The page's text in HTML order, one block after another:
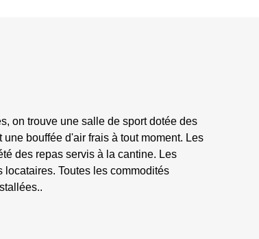
on trouve une salle de sport dotée des
bouffée d'air frais à tout moment. Les
des repas servis à la cantine. Les
Toutes les commodités